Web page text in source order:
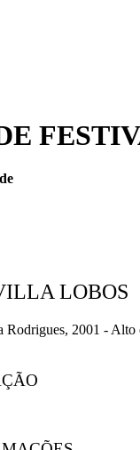
LOBOS
Rodrigues, 2001 - Alto